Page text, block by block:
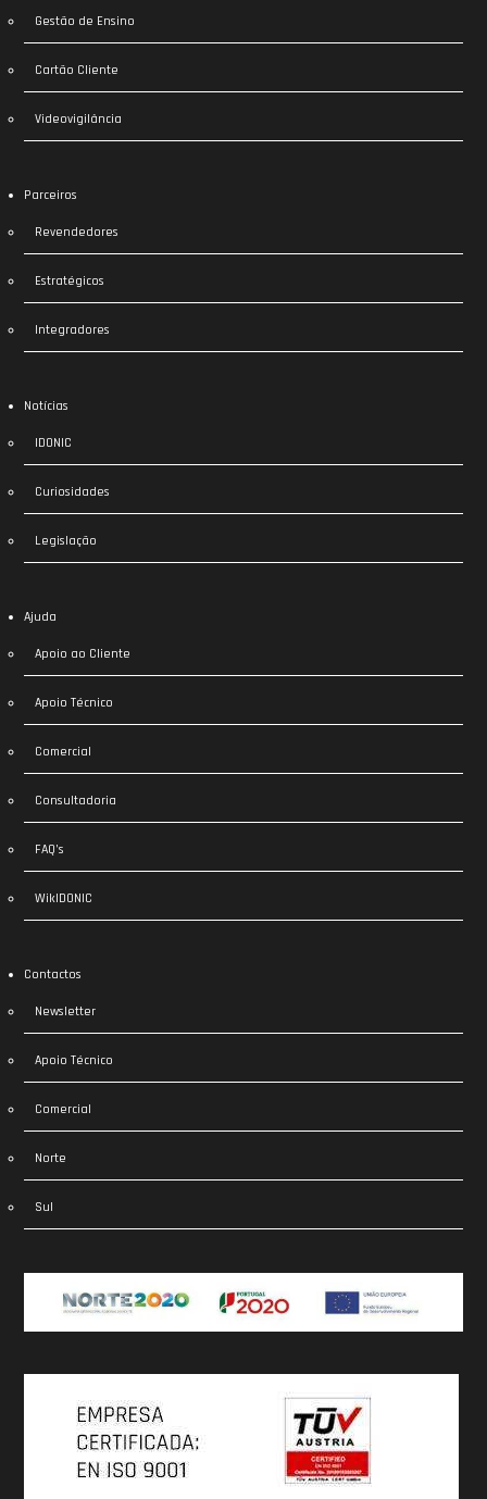
Gestão de Ensino
Cartão Cliente
Videovigilância
Parceiros
Revendedores
Estratégicos
Integradores
Notícias
IDONIC
Curiosidades
Legislação
Ajuda
Apoio ao Cliente
Apoio Técnico
Comercial
Consultadoria
FAQ’s
WikIDONIC
Contactos
Newsletter
Apoio Técnico
Comercial
Norte
Sul